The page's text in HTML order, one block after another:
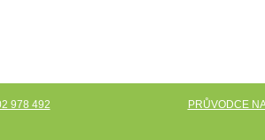
978 492 PRŮVODCE